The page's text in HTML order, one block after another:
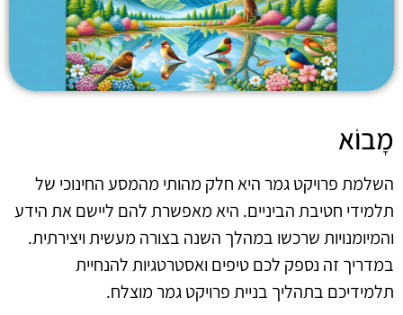
מָבוֹא
השלמת פרויקט גמר היא חלק מהותי מהמסע החינוכי של
תלמידי חטיבת הביניים. היא מאפשרת להם ליישם את הידע
והמיומנויות שרכשו במהלך השנה בצורה מעשית ויצירתית.
במדריך זה נספק לכם טיפים ואסטרטגיות להנחיית
תלמידיכם בתהליך בניית פרויקט גמר מוצלח.